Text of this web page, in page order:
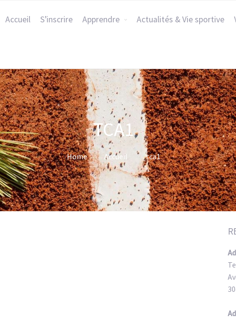
Accueil S’inscrire Apprendre Actualités & Vie sportive
TCA1
Home Accueil tca1